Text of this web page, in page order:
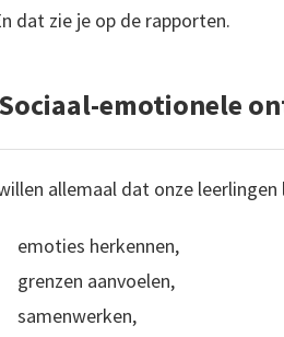
dat zie je op de rapporten.
emotionele
allemaal dat onze leerlingen
emoties herkennen,
grenzen aanvoelen,
samenwerken,